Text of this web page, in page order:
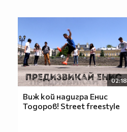
02:18
Виж кой надигра Енис
Тодоров! Street freestyle